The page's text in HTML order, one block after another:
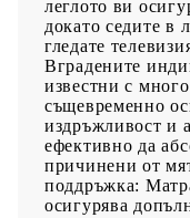
леглото ви
докато седите в
гледате
Вградените
известни с
същевременно
издръжливост и
ефективно да
причинени от
поддръжка:
осигурява